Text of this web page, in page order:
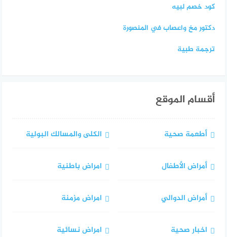
كود خصم لبيه
دكتور مخ واعصاب في المنصورة
ترجمة طبية
أقسام الموقع
أطعمة صحية
أمراض الأطفال
أمراض الدوالي
اخبار صحية
الكلى والمسالك البولية
امراض باطنية
امراض مزمنة
امراض نسائية